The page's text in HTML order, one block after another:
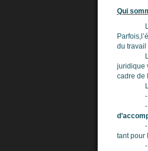
Qui
du travail
juridique
cadre de
-
-
-
tant pour
-